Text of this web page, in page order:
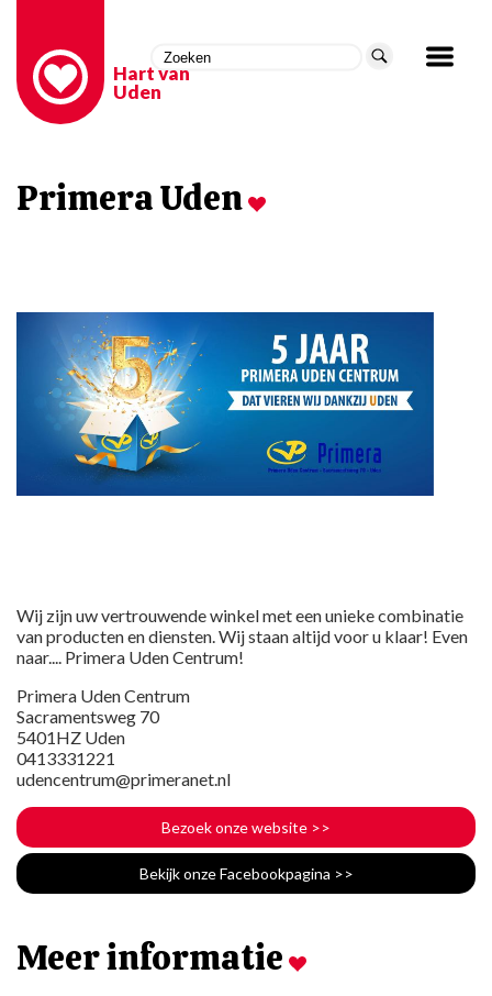
Hart van
Uden
Primera Uden
Wij zijn uw vertrouwende winkel met een unieke combinatie
van producten en diensten. Wij staan altijd voor u klaar! Even
naar.... Primera Uden Centrum!
Primera Uden Centrum
Sacramentsweg 70
5401HZ Uden
0413331221
udencentrum@primeranet.nl
Bezoek onze website >>
Bekijk onze Facebookpagina >>
Meer informatie